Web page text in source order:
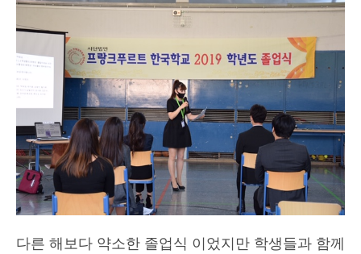
다른 해보다 약소한 졸업식 이었지만 학생들과 함께